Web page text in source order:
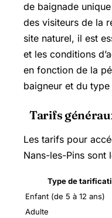
de baignade
des visiteurs de la
site naturel, il est
et les conditions
en fonction de la
baigneur et du
Tarifs
Les tarifs pour
Nans-les-Pins sont
Type de
Enfant (de 5 à 12 ans)
Adulte